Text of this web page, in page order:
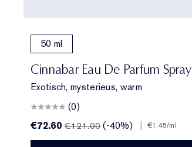
50 ml
Cinnabar Eau De Parfum Spray
Exotisch, mysterieus, warm
(0)
€72.60€121.00 (-40%) €1.45/ml